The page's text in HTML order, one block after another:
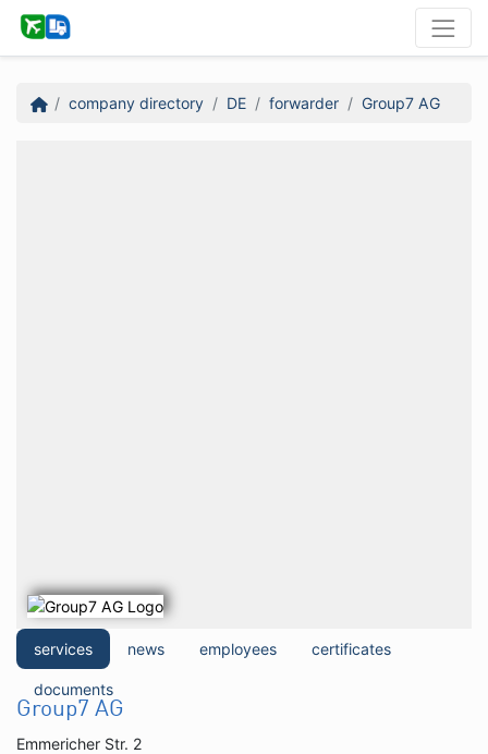
company directory DE forwarder Group7 AG
services news employees certificates
documents
Group7 AG
Emmericher Str. 2